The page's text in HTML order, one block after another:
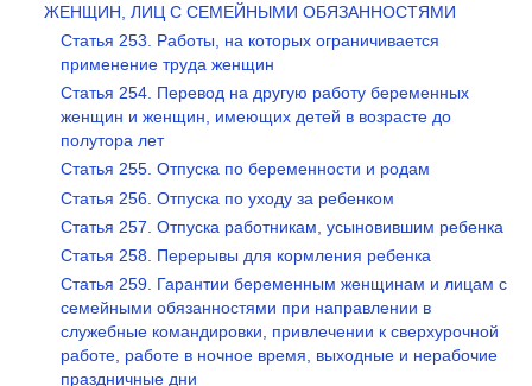
ЖЕНЩИН, ЛИЦ С СЕМЕЙНЫМИ ОБЯЗАННОСТЯМИ
Статья 253. Работы, на которых ограничивается
применение труда женщин
Статья 254. Перевод на другую работу беременных
женщин и женщин, имеющих детей в возрасте до
полутора лет
Статья 255. Отпуска по беременности и родам
Статья 256. Отпуска по уходу за ребенком
Статья 257. Отпуска работникам, усыновившим ребенка
Статья 258. Перерывы для кормления ребенка
Статья 259. Гарантии беременным женщинам и лицам с
семейными обязанностями при направлении в
служебные командировки, привлечении к сверхурочной
работе, работе в ночное время, выходные и нерабочие
праздничные дни